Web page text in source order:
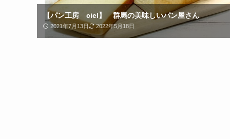
【パン工房 ciel】 群馬の美味しいパン屋さん
2021年7月13日 2022年5月18日